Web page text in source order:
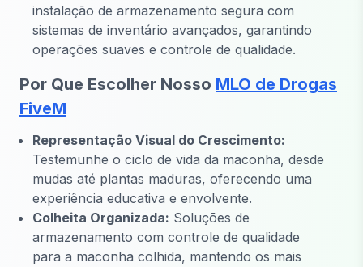
instalação de armazenamento segura com
sistemas de inventário avançados, garantindo
operações suaves e controle de qualidade.
Por Que Escolher Nosso MLO de Drogas
FiveM
Representação Visual do Crescimento:
Testemunhe o ciclo de vida da maconha, desde
mudas até plantas maduras, oferecendo uma
experiência educativa e envolvente.
Colheita Organizada: Soluções de
armazenamento com controle de qualidade
para a maconha colhida, mantendo os mais